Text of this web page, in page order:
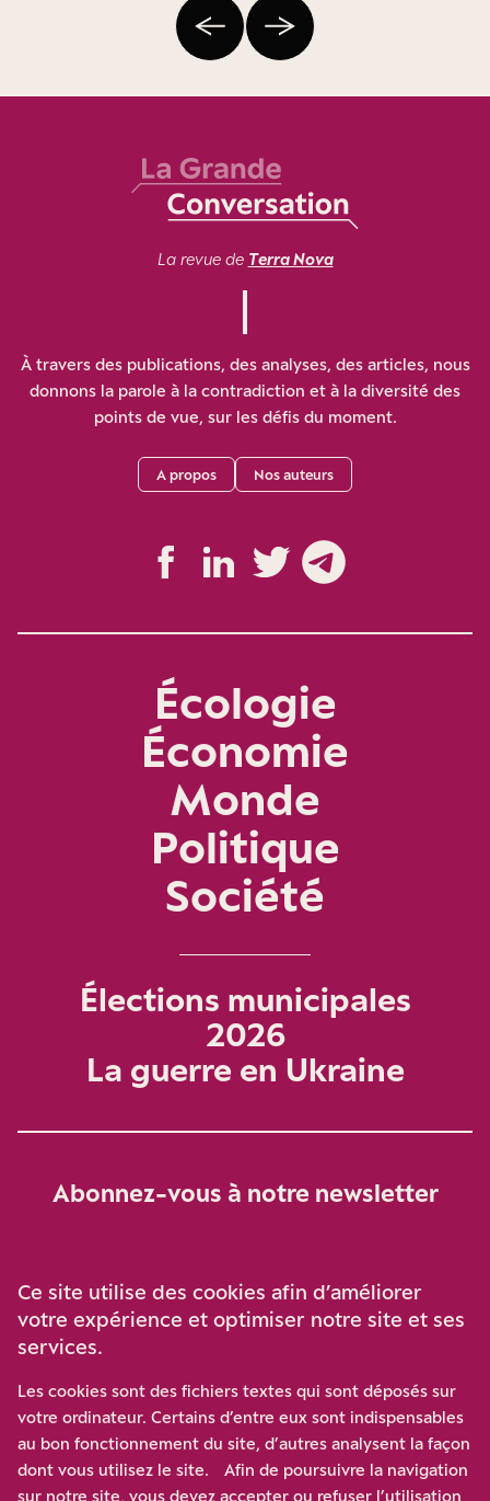
La revue de Terra Nova
À travers des publications, des analyses, des articles, nous
donnons la parole à la contradiction et à la diversité des
points de vue, sur les défis du moment.
A propos Nos auteurs
Écologie
Économie
Monde
Politique
Société
Élections municipales
2026
La guerre en Ukraine
Abonnez-vous à notre newsletter
Participez à notre effort pour conforter la démocratie en
luttant contre l’ascension aux extrêmes, et la
disqualification de l’adversaire, en promouvant la
Ce site utilise des cookies afin d’améliorer
votre expérience et optimiser notre site et ses
services.
Les cookies sont des fichiers textes qui sont déposés sur
votre ordinateur. Certains d’entre eux sont indispensables
au bon fonctionnement du site, d’autres analysent la façon
dont vous utilisez le site. Afin de poursuivre la navigation
sur notre site, vous devez accepter ou refuser l’utilisation